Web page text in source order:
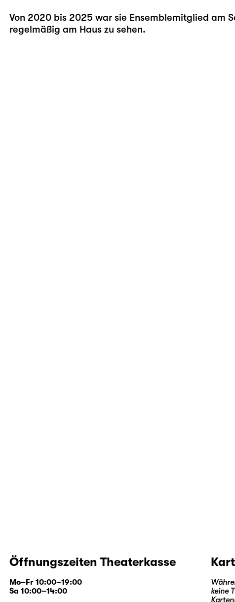
Von 2020 bis 2025 war sie Ensemblemitglied am
regelmäßig am Haus zu sehen.
Öffnungszeiten Theaterkasse
Mo–Fr 10:00–19:00
Sa 10:00–14:00
keine